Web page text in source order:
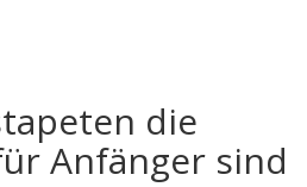
die
Anfänger sind